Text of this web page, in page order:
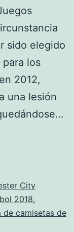
sido elegido
los
2012,
una lesión
City
2018,
de camisetas de